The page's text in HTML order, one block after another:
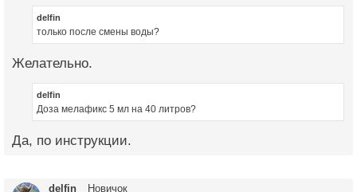
delfin
только после смены воды?
Желательно.
delfin
Доза мелафикс 5 мл на 40 литров?
Да, по инструкции.
delfin Новичок